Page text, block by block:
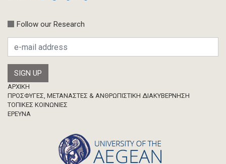
Προσκλήσεις
Ερευνητική δημοσίευση
Μεταπτυχιακή Διπλωματική Εργασία
Follow our Research
Footer
ΑΡΧΙΚΗ
ΠΡΟΣΦΥΓΕΣ, ΜΕΤΑΝΑΣΤΕΣ & ΑΝΘΡΩΠΙΣΤΙΚΗ ΔΙΑΚΥΒΕΡΝΗΣΗ
ΤΟΠΙΚΕΣ ΚΟΙΝΩΝΙΕΣ
ΈΡΕΥΝΑ